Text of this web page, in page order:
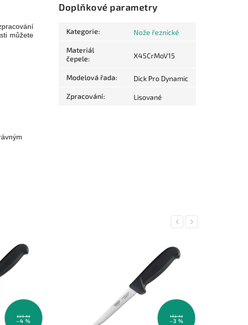
můžete
Doplňkové parametry
Kategorie: Nože řeznické
Materiál
čepele: X45CrMoV15
Modelová řada: Dick Pro Dynamic
Zpracování: Lisované
Previous
250 Kč
–4 %
192 Kč
–3 %
Next